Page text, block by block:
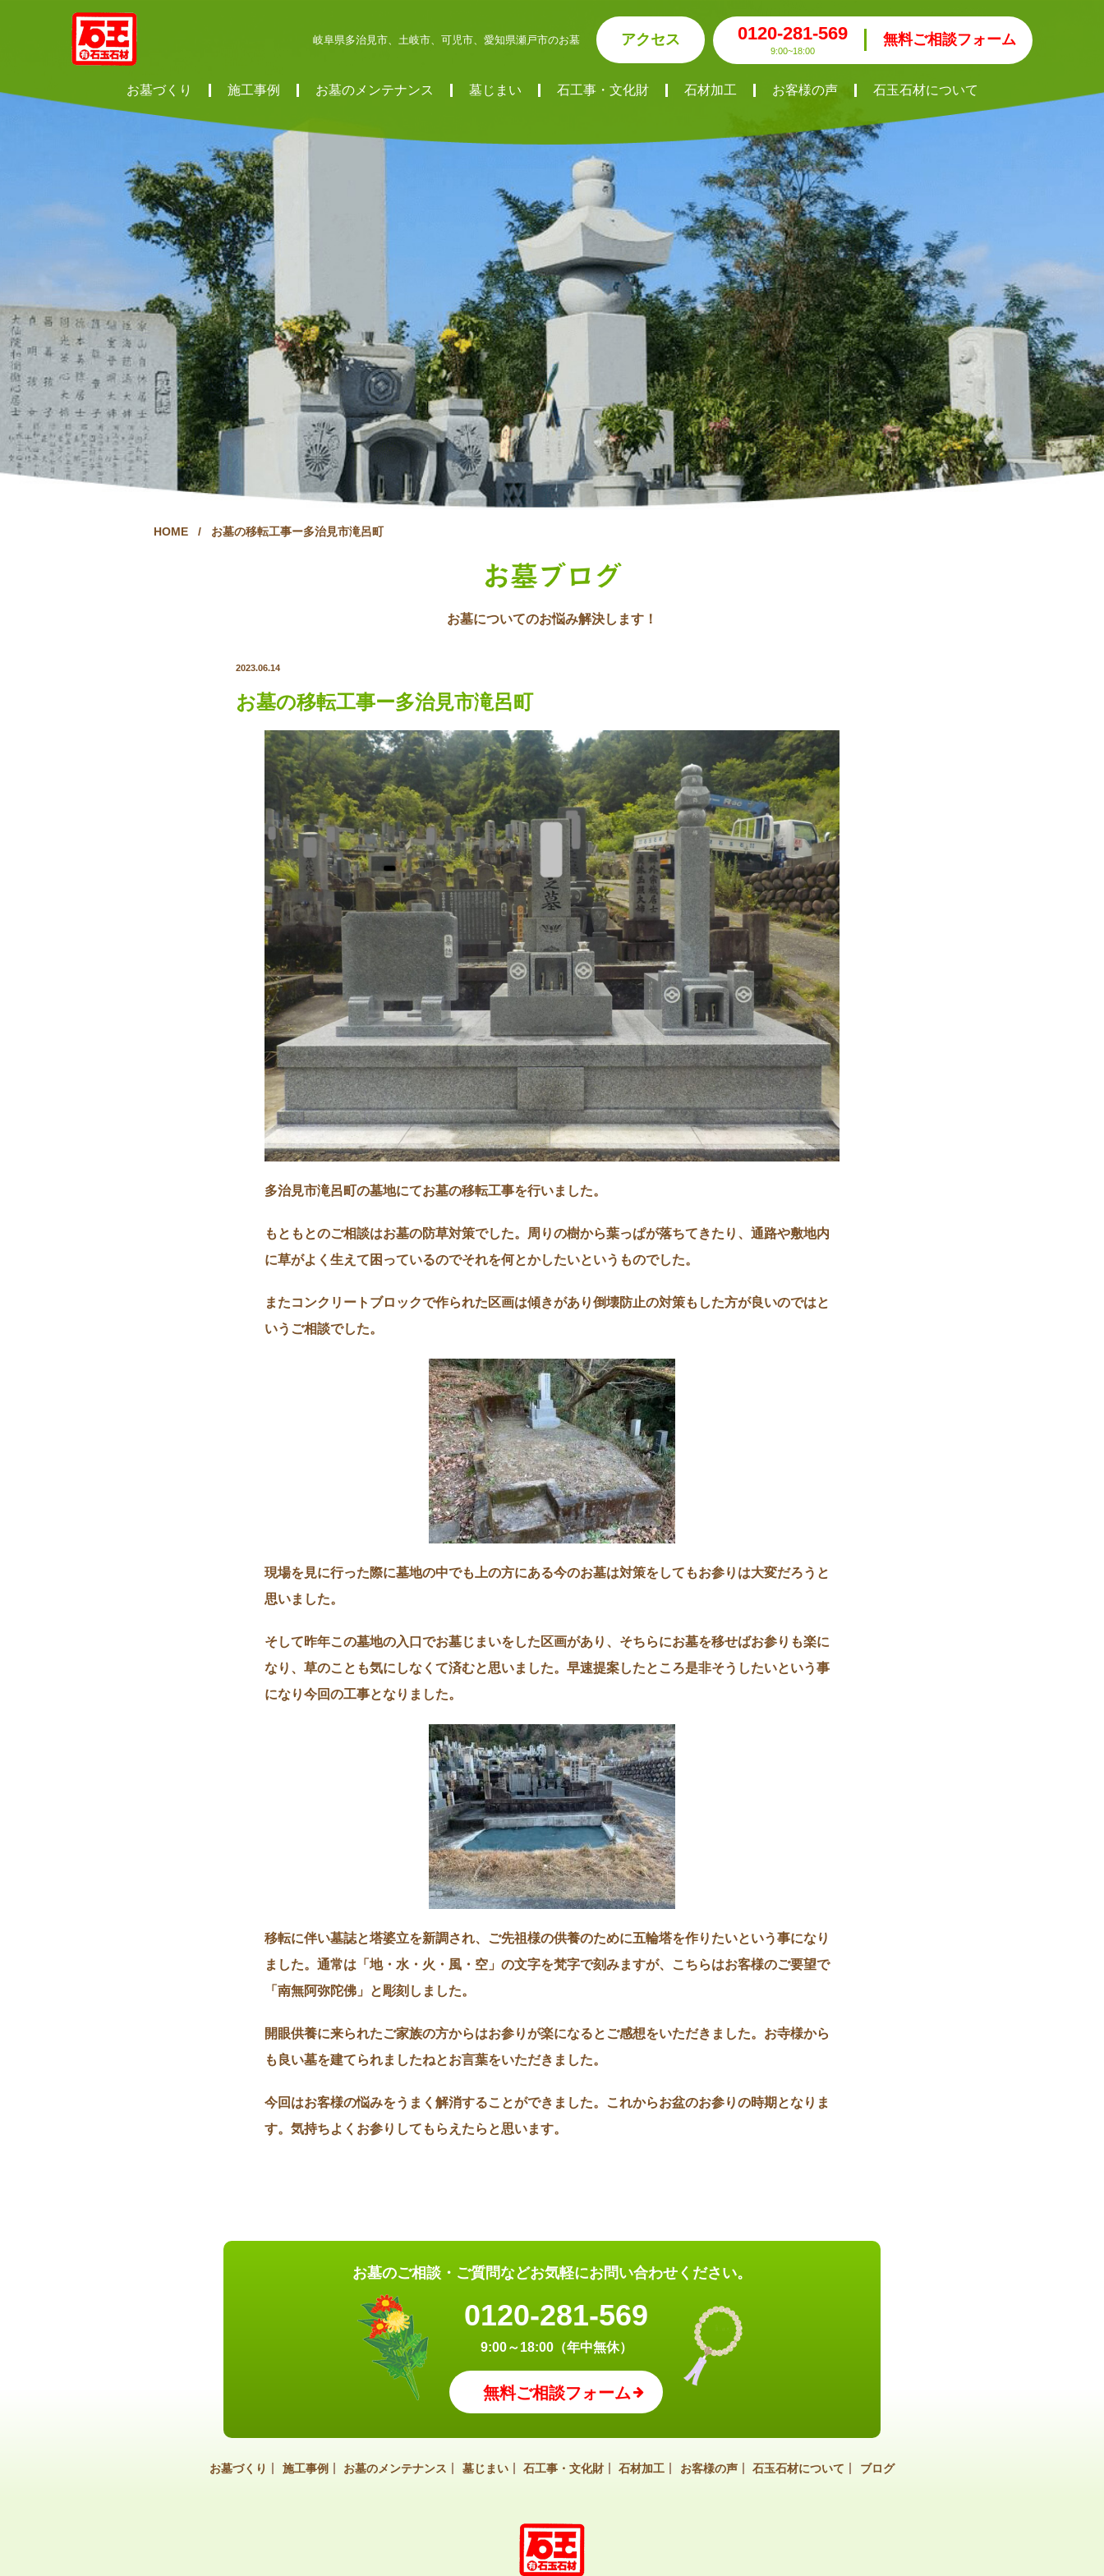
岐阜県多治見市、土岐市、可児市、愛知県瀬戸市のお墓 アクセス 0120-281-569
9:00~18:00
無料ご相談フォーム
お墓づくり 施工事例 お墓のメンテナンス 墓じまい 石工事・文化財 石材加工 お客様の声 石玉石材について
HOME / お墓の移転工事ー多治見市滝呂町
お墓ブログ
お墓についてのお悩み解決します！
2023.06.14
お墓の移転工事ー多治見市滝呂町
多治見市滝呂町の墓地にてお墓の移転工事を行いました。
もともとのご相談はお墓の防草対策でした。周りの樹から葉っぱが落ちてきたり、通路や敷地内
に草がよく生えて困っているのでそれを何とかしたいというものでした。
またコンクリートブロックで作られた区画は傾きがあり倒壊防止の対策もした方が良いのではと
いうご相談でした。
現場を見に行った際に墓地の中でも上の方にある今のお墓は対策をしてもお参りは大変だろうと
思いました。
そして昨年この墓地の入口でお墓じまいをした区画があり、そちらにお墓を移せばお参りも楽に
なり、草のことも気にしなくて済むと思いました。早速提案したところ是非そうしたいという事
になり今回の工事となりました。
移転に伴い墓誌と塔婆立を新調され、ご先祖様の供養のために五輪塔を作りたいという事になり
ました。通常は「地・水・火・風・空」の文字を梵字で刻みますが、こちらはお客様のご要望で
「南無阿弥陀佛」と彫刻しました。
開眼供養に来られたご家族の方からはお参りが楽になるとご感想をいただきました。お寺様から
も良い墓を建てられましたねとお言葉をいただきました。
今回はお客様の悩みをうまく解消することができました。これからお盆のお参りの時期となりま
す。気持ちよくお参りしてもらえたらと思います。
お墓のご相談・ご質問などお気軽にお問い合わせください。
0120-281-569
9:00～18:00（年中無休）
無料ご相談フォーム
お墓づくり 施工事例 お墓のメンテナンス 墓じまい 石工事・文化財 石材加工 お客様の声 石玉石材について ブログ